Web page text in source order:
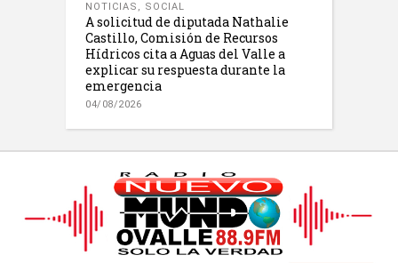
NOTICIAS , SOCIAL
A solicitud de diputada Nathalie
Castillo, Comisión de Recursos
Hídricos cita a Aguas del Valle a
explicar su respuesta durante la
emergencia
04/08/2026